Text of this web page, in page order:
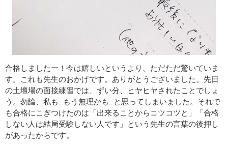
合格しましたー！今は嬉しいというより、ただただ驚いていま
す。これも先生のおかげです。ありがとうございました。先日
の土壇場の面接練習では、ずい分、ヒヤヒヤされたことでしょ
う。勿論、私も...もう無理かも...と思ってしまいました。それで
も合格にこぎつけたのは「出来ることからコツコツと」「合格
しない人は結局受験しない人です」という先生の言葉の後押し
があったからです。